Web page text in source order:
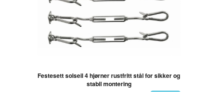
Festesett solseil 4 hjørner rustfritt stål for sikker og
stabil montering